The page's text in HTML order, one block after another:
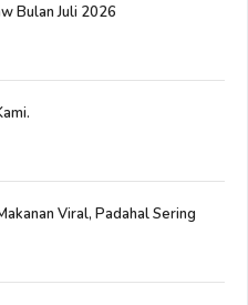
Bulan Juli 2026
Viral, Padahal Sering